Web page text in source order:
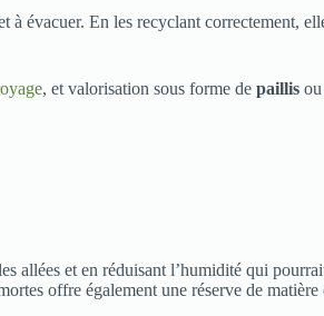
à évacuer. En les recyclant correctement,
, et valorisation sous forme de paillis
allées et en réduisant l’humidité qui
offre également une réserve de